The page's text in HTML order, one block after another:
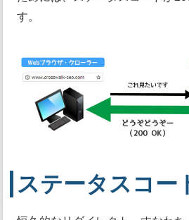
す。
ステータスコー